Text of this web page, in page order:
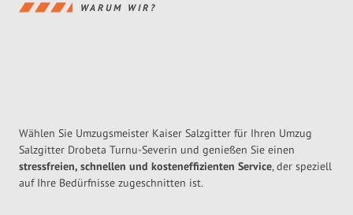
WARUM WIR?
Wählen Sie Umzugsmeister Kaiser Salzgitter für Ihren Umzug
Salzgitter Drobeta Turnu-Severin und genießen Sie einen
stressfreien, schnellen und kosteneffizienten Service, der speziell
auf Ihre Bedürfnisse zugeschnitten ist.